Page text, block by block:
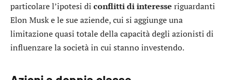
particolare l’ipotesi di conflitti di interesse riguardanti
Elon Musk e le sue aziende, cui si aggiunge una
limitazione quasi totale della capacità degli azionisti di
influenzare la società in cui stanno investendo.